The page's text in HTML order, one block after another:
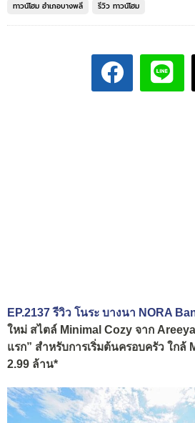
ทาวน์โฮม อำเภอบางพลี
รีวิว ทาวน์โฮม
EP.2137 รีวิว โนระ บางนา NORA
ใหม่ สไตล์ Minimal Cozy จาก
แรก” สำหรับการเริ่มต้นครอบครัว ใกล้
2.99 ล้าน*